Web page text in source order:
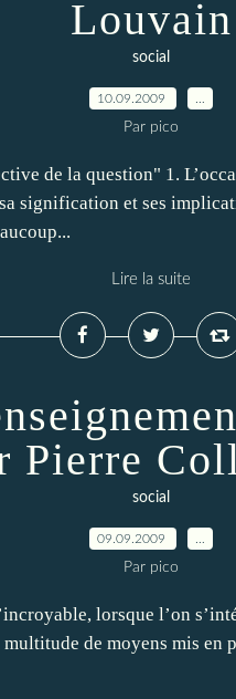
Louvain
social
10.09.2009
Par pico
de la question" 1.
signification et ses
Lire la suite
Pierre
social
09.09.2009
Par pico
lorsque l’on
de moyens mis